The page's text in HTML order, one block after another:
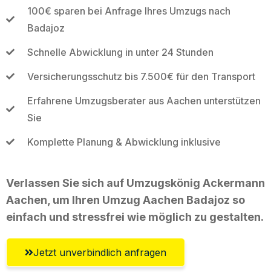
100€ sparen bei Anfrage Ihres Umzugs nach
Badajoz
Schnelle Abwicklung in unter 24 Stunden
Versicherungsschutz bis 7.500€ für den Transport
Erfahrene Umzugsberater aus Aachen unterstützen
Sie
Komplette Planung & Abwicklung inklusive
Verlassen Sie sich auf Umzugskönig Ackermann
Aachen, um Ihren Umzug Aachen Badajoz so
einfach und stressfrei wie möglich zu gestalten.
Jetzt unverbindlich anfragen